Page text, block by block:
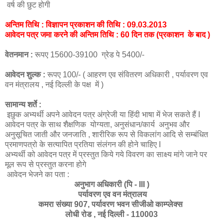
वर्ष की छुट होगी
अन्तिम तिथि : विज्ञापन प्रकाशन की तिथि : 09.03.2013
आवेदन पत्र जमा करने की अन्तिम तिथि : 60 दिन तक (प्रकाशन के बाद )
वेतनमान : रूपए 15600-39100 ग्रेड पे 5400/-
आवेदन शुल्क : रूपए 100/- ( आहरण एव संवितरण अधिकारी , पर्यावरण एव
वन मंत्रालय , नई दिल्ली के पक्ष में )
सामान्य शर्ते :
इछुक अभ्यर्थी अपने आवेदन पत्र अंग्रेजी या हिंदी भाषा में भेज सकते हैं I
आवेदन पत्र के साथ शैक्षणिक योग्यता, अनुसंधान/कार्य अनुभव और
अनुसूचित जाती और जनजाति , शारीरिक रूप से विकलांग आदि से सम्बंधित
प्रमाणपत्रो के सत्यापित प्रतिया संलंगन की होने चाहिए I
अभ्यर्थी को आवेदन पत्र में प्रस्तुत किये गये विवरण का साक्ष्य मांगे जाने पर
मूल रूप से प्रस्तुत करना होगे
आवेदन भेजने का पता :
अनुभाग अधिकारी (पि - III )
पर्यावरण एव वन मंत्रालय
कमरा संख्या 907, पर्यावरण भवन सीजीओ काम्प्लेक्स
लोधी रोड , नई दिल्ली - 110003